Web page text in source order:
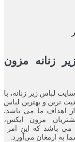
مزون
زیر زنانه، با
و بهترین لباس
ما می باشد.
مزون ایکس،
که این امر
ارمغان می‌آورد.